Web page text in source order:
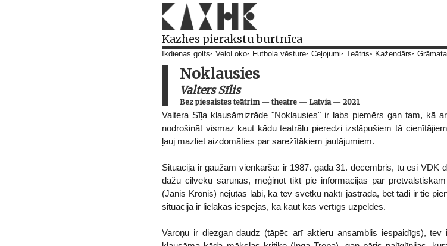
Kazhes pierakstu burtnīca
Ikdienas golfs VeloLoko Futbola vēsture Ceļojumi Teātris Kažendārs
Noklausies
Valters Sīlis
Bez piesaistes teātrim— theatre — Latvia— 2021
Valtera Sīļa klausāmizrāde "Noklausies" ir labs piemērs gan tam, kā
nodrošināt vismaz kaut kādu teatrālu pieredzi izslāpušiem tā
ļauj mazliet aizdomāties par sarežītākiem jautājumiem.
Situācija ir gaužām vienkārša: ir 1987. gada 31. decembris, tu esi VDK
dažu cilvēku sarunas, mēģinot tikt pie informācijas par
(Jānis Kronis) nejūtas labi, ka tev svētku naktī jāstrādā, bet tādi ir tie
situācijā ir lielākas iespējas, ka kaut kas vērtīgs uzpeldēs.
Varoņu ir diezgan daudz (tāpēc arī aktieru ansamblis iespaidīgs),